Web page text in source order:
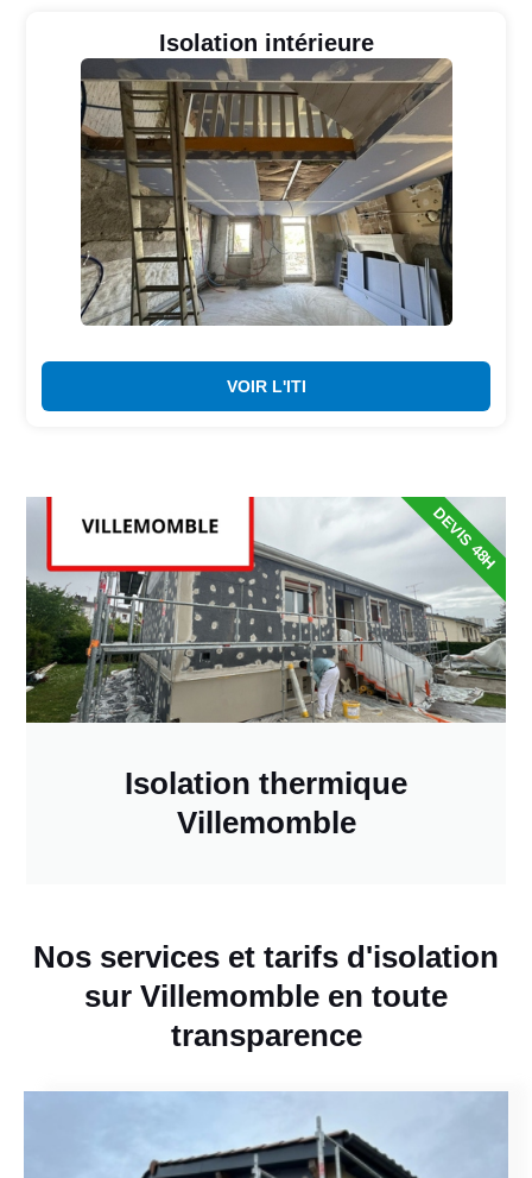
Isolation intérieure
VOIR L'ITI
Isolation thermique
Villemomble
DEVIS 48H
Nos services et tarifs d'isolation
sur Villemomble en toute
transparence